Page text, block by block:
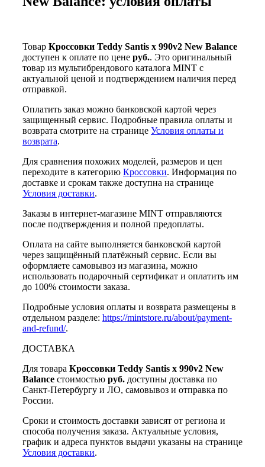
Товар Кроссовки Teddy Santis x 990v2 New Balance
доступен к оплате по цене руб.. Это оригинальный
товар из мультибрендового каталога MINT с
актуальной ценой и подтверждением наличия перед
отправкой.
Оплатить заказ можно банковской картой через
защищенный сервис. Подробные правила оплаты и
возврата смотрите на странице Условия оплаты и
возврата.
Для сравнения похожих моделей, размеров и цен
переходите в категорию Кроссовки. Информация по
доставке и срокам также доступна на странице
Условия доставки.
Заказы в интернет-магазине MINT отправляются
после подтверждения и полной предоплаты.
Оплата на сайте выполняется банковской картой
через защищённый платёжный сервис. Если вы
оформляете самовывоз из магазина, можно
использовать подарочный сертификат и оплатить им
до 100% стоимости заказа.
Подробные условия оплаты и возврата размещены в
отдельном разделе: https://mintstore.ru/about/payment-
and-refund/.
ДОСТАВКА
Для товара Кроссовки Teddy Santis x 990v2 New
Balance стоимостью руб. доступны доставка по
Санкт-Петербургу и ЛО, самовывоз и отправка по
России.
Сроки и стоимость доставки зависят от региона и
способа получения заказа. Актуальные условия,
график и адреса пунктов выдачи указаны на странице
Условия доставки.